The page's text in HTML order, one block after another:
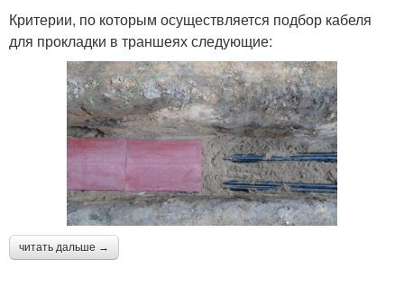
Критерии, по которым осуществляется подбор кабеля
для прокладки в траншеях следующие:
читать дальше →